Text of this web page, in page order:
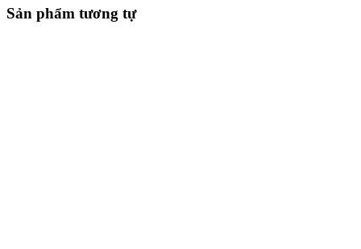
Sản phẩm tương tự